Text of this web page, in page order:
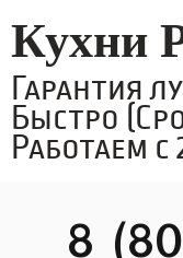
Кухни
Гарантия
Быстро
Работаем с
8